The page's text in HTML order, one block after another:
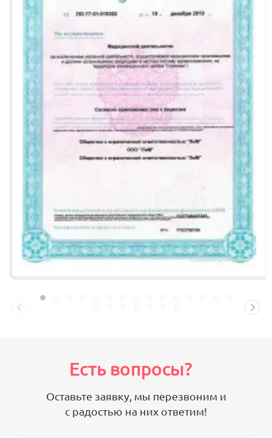
Есть вопросы?
Оставьте заявку, мы перезвоним и
с радостью на них ответим!